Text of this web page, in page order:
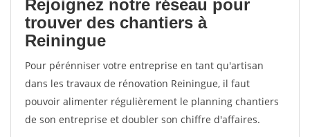
Rejoignez notre réseau pour
trouver des chantiers à
Reiningue
Pour pérénniser votre entreprise en tant qu'artisan
dans les travaux de rénovation Reiningue, il faut
pouvoir alimenter régulièrement le planning chantiers
de son entreprise et doubler son chiffre d'affaires.